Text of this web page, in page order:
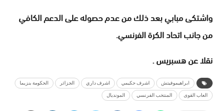
واشتكى مبابي بعد ذلك من عدم حصوله على الدعم الكافي
من جانب اتحاد الكرة الفرنسي.
نقلا عن هسبريس .
ابراهيموفيتش اشرف حكيمي اشرف داري الجزائر الحكومة بنزيما
العاب القوى المنتخب الفرنسي المونديال